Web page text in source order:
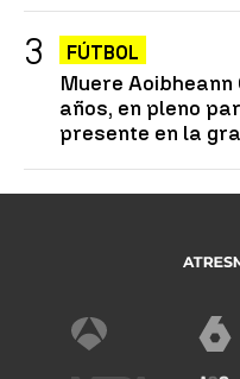
FÚTBOL
Muere
años, en pleno
presente en la